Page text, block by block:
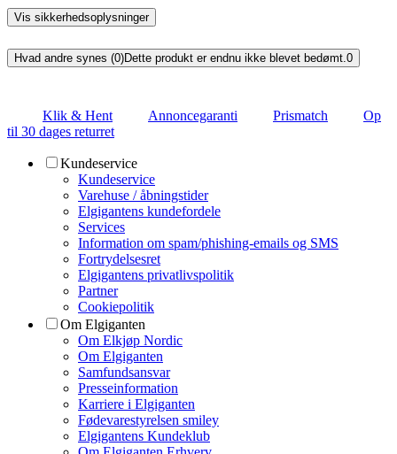
Vis sikkerhedsoplysninger
Hvad andre synes (0)Dette produkt er endnu ikke blevet bedømt.0
Klik & Hent Annoncegaranti Prismatch
Op
til 30 dages returret
Kundeservice
Kundeservice
Varehuse / åbningstider
Elgigantens kundefordele
Services
Information om spam/phishing-emails og SMS
Fortrydelsesret
Elgigantens privatlivspolitik
Partner
Cookiepolitik
Om Elgiganten
Om Elkjøp Nordic
Om Elgiganten
Samfundsansvar
Presseinformation
Karriere i Elgiganten
Fødevarestyrelsen smiley
Elgigantens Kundeklub